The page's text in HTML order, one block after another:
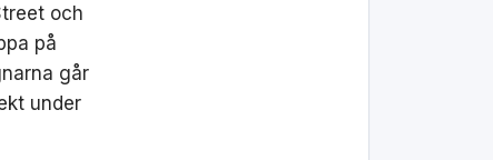
och
på
går
under